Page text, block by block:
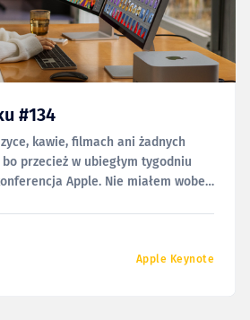
#134
kawie, filmach ani żadnych
przecież w ubiegłym tygodniu
Nie miałem wobec
Apple Keynote